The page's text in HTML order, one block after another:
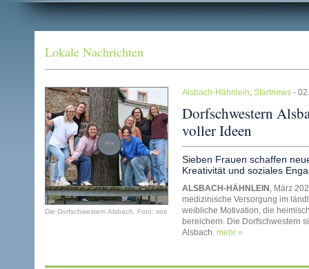
Lokale Nachrichten
Die Dorfschwestern Alsbach. Foto: soe
Alsbach-Hähnlein, Startnews -
Dorfschwestern
voller Ideen
Sieben Frauen schaffen
Kreativität und soziales
ALSBACH-HÄHNLEIN , März
medizinische Versorgung im
weibliche Motivation, die
bereichern. Die Dorfschwestern
Alsbach. mehr »